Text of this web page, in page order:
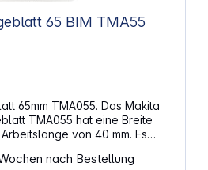
Makita Tauchsägeblatt 65 BIM TMA55
65mm TMA055. Das Makita
TMA055 hat eine Breite
von 40 mm. Es
für präzise Tauchschnitte
von Aussparungen
nach Bestellung